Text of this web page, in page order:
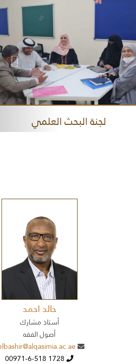
لجنة البحث العلمي
خالد احمد
أستاذ مشارك
أصول الفقه
kelbashir@alqasimia.ac.ae
00971-6-518 1728